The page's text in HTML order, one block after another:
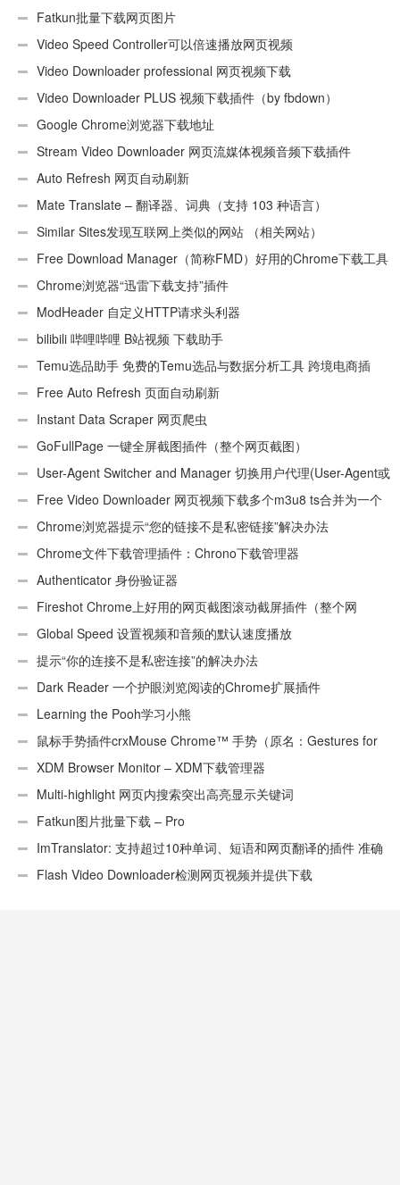
用Android）
Fatkun批量下载网页图片
Video Speed Controller可以倍速播放网页视频
Video Downloader professional 网页视频下载
Video Downloader PLUS 视频下载插件（by fbdown）
Google Chrome浏览器下载地址
Stream Video Downloader 网页流媒体视频音频下载插件
Auto Refresh 网页自动刷新
Mate Translate – 翻译器、词典（支持 103 种语言）
Similar Sites发现互联网上类似的网站 （相关网站）
Free Download Manager（简称FMD）好用的Chrome下载工具
插件Chrome浏览器“迅雷下载支持”插件
ModHeader 自定义HTTP请求头利器
bilibili 哔哩哔哩 B站视频 下载助手
Temu选品助手 免费的Temu选品与数据分析工具 跨境电商插
件 Free Auto Refresh 页面自动刷新
Instant Data Scraper 网页爬虫
GoFullPage 一键全屏截图插件（整个网页截图）
User-Agent Switcher and Manager 切换用户代理(User-Agent或
UA)Free Video Downloader 网页视频下载多个m3u8 ts合并为一个
ts文件Chrome浏览器提示“您的链接不是私密链接”解决办法
Chrome文件下载管理插件：Chrono下载管理器
Authenticator 身份验证器
Fireshot Chrome上好用的网页截图滚动截屏插件（整个网
页）Global Speed 设置视频和音频的默认速度播放
提示“你的连接不是私密连接”的解决办法
Dark Reader 一个护眼浏览阅读的Chrome扩展插件
Learning the Pooh学习小熊
鼠标手势插件crxMouse Chrome™ 手势（原名：Gestures for
Chrome(TM)汉化版）
XDM Browser Monitor – XDM下载管理器
Multi-highlight 网页内搜索突出高亮显示关键词
Fatkun图片批量下载 – Pro
ImTranslator: 支持超过10种单词、短语和网页翻译的插件 准确
性不错Flash Video Downloader检测网页视频并提供下载